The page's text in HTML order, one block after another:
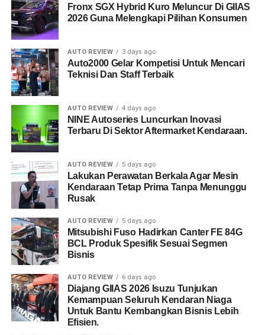
Fronx SGX Hybrid Kuro Meluncur Di GIIAS
2026 Guna Melengkapi Pilihan Konsumen
AUTO REVIEW 3 days ago
Auto2000 Gelar Kompetisi Untuk Mencari
Teknisi Dan Staff Terbaik
AUTO REVIEW 4 days ago
NINE Autoseries Luncurkan Inovasi
Terbaru Di Sektor Aftermarket Kendaraan.
AUTO REVIEW 5 days ago
Lakukan Perawatan Berkala Agar Mesin
Kendaraan Tetap Prima Tanpa Menunggu
Rusak
AUTO REVIEW 5 days ago
Mitsubishi Fuso Hadirkan Canter FE 84G
BCL Produk Spesifik Sesuai Segmen
Bisnis
AUTO REVIEW 6 days ago
Diajang GIIAS 2026 Isuzu Tunjukan
Kemampuan Seluruh Kendaran Niaga
Untuk Bantu Kembangkan Bisnis Lebih
Efisien.